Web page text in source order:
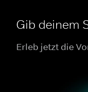
Gib deinem
Erleb jetzt die